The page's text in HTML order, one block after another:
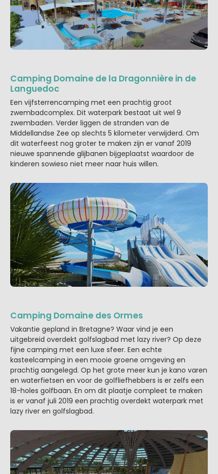
Camping Domaine de la Dragonnière in de
Languedoc
Een vijfsterrencamping met een prachtig groot
zwembadcomplex. Dit waterpark bestaat uit wel 9
zwembaden. Verder liggen de stranden van de
Middellandse Zee op slechts 5 kilometer verwijderd. Om
dit waterfeest nog groter te maken zijn er vanaf 2019
nieuwe spannende glijbanen bijgeplaatst waardoor de
kinderen sowieso niet meer naar huis willen.
Camping Domaine des Ormes
Vakantie gepland in Bretagne? Waar vind je een
uitgebreid overdekt golfslagbad met lazy river? Op deze
fijne camping met een luxe sfeer. Een echte
kasteelcamping in een mooie groene omgeving en
prachtig aangelegd. Op het grote meer kun je kano varen
en waterfietsen en voor de golfliefhebbers is er zelfs een
18-holes golfbaan. En om dit plaatje compleet te maken
is er vanaf juli 2019 een prachtig overdekt waterpark met
lazy river en golfslagbad.